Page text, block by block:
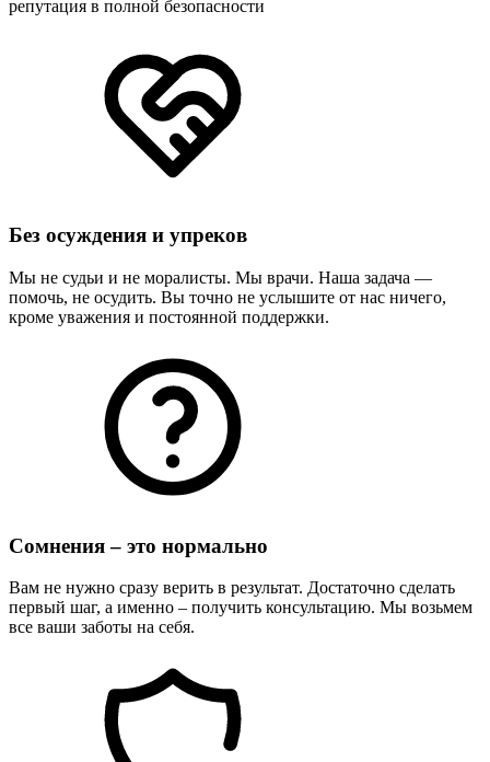
репутация в полной безопасности
Без осуждения и упреков
Мы не судьи и не моралисты. Мы врачи. Наша задача —
помочь, не осудить. Вы точно не услышите от нас ничего,
кроме уважения и постоянной поддержки.
Сомнения – это нормально
Вам не нужно сразу верить в результат. Достаточно сделать
первый шаг, а именно – получить консультацию. Мы возьмем
все ваши заботы на себя.